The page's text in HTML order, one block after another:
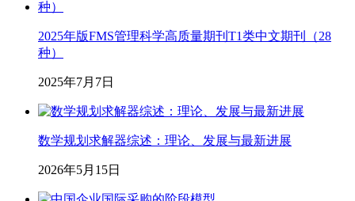
2025年版FMS管理科学高质量期刊T1类中文期刊（28
种）
2025年7月7日
数学规划求解器综述：理论、发展与最新进展
2026年5月15日